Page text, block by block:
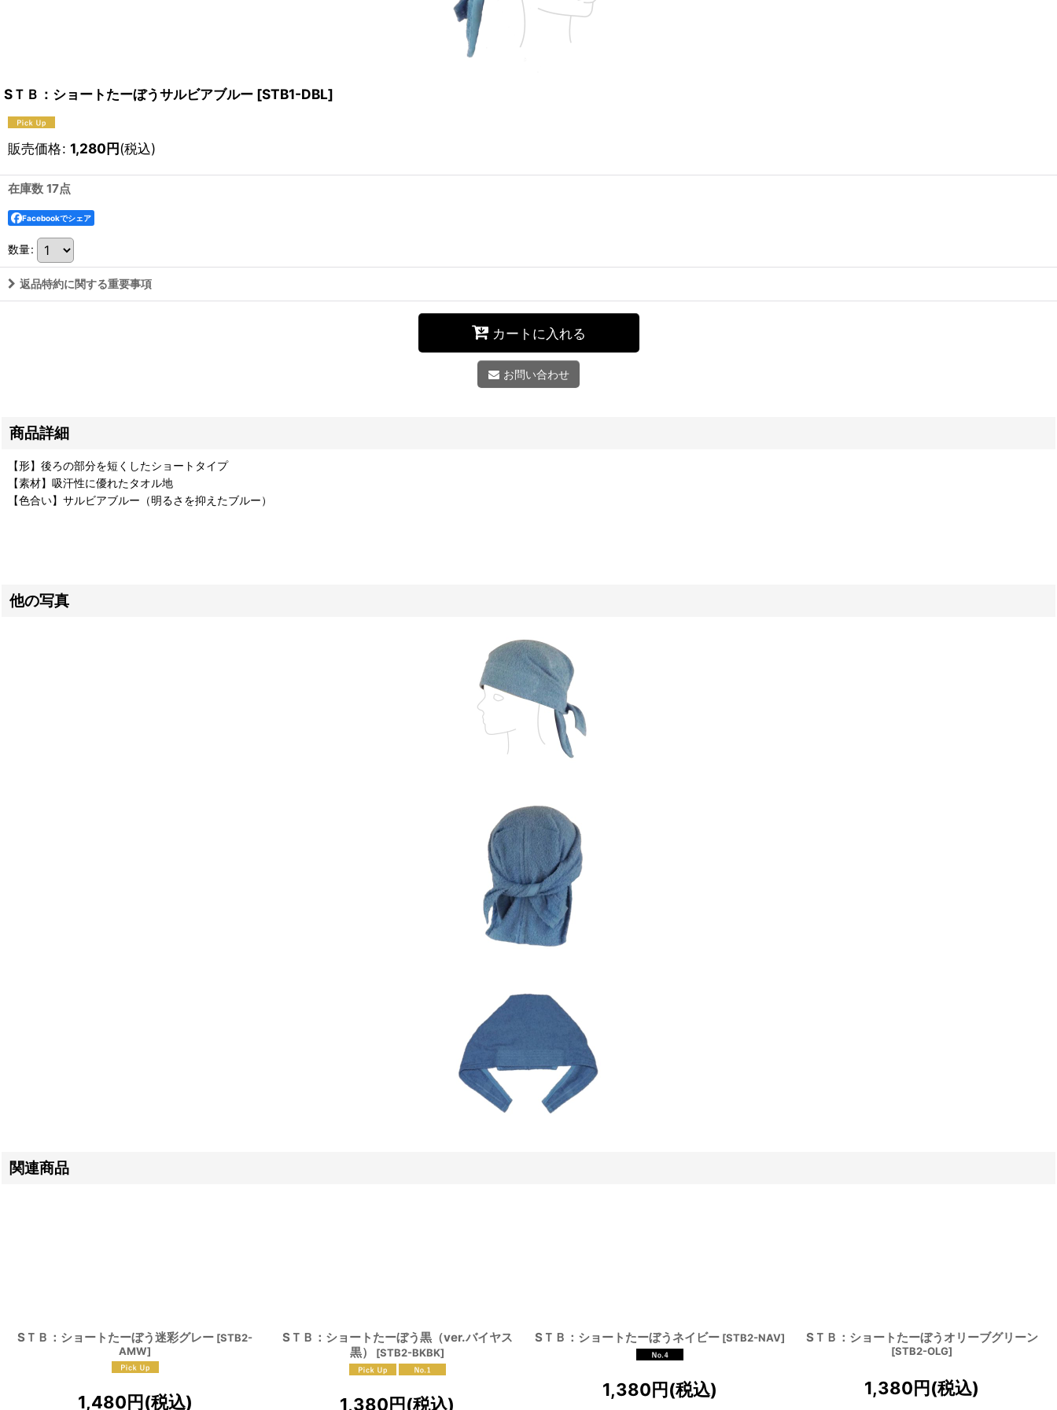
SＴＢ：ショートたーぼうサルビアブルー [STB1-DBL]
販売価格: 1,280円(税込)
在庫数 17点
Facebookでシェア
数量:
返品特約に関する重要事項
カートに入れる
お問い合わせ
商品詳細
【形】後ろの部分を短くしたショートタイプ
【素材】吸汗性に優れたタオル地
【色合い】サルビアブルー（明るさを抑えたブルー）
他の写真
関連商品
SＴＢ：ショートたーぼう迷彩グレー [STB2-
AMW]
1,480円(税込)
SＴＢ：ショートたーぼう黒（ver.バイヤス
黒）
[STB2-BKBK]
1,380円(税込)
SＴＢ：ショートたーぼうネイビー [STB2-NAV]
1,380円(税込)
SＴＢ：ショートたーぼうオリーブグリーン
[STB2-OLG]
1,380円(税込)